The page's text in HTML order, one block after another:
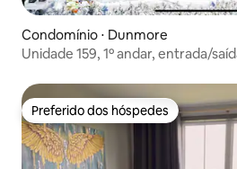
Condomínio ⋅ Dunmore
Unidade 159, 1º andar, entrada/
Preferido dos hóspedes
Preferido dos hóspedes